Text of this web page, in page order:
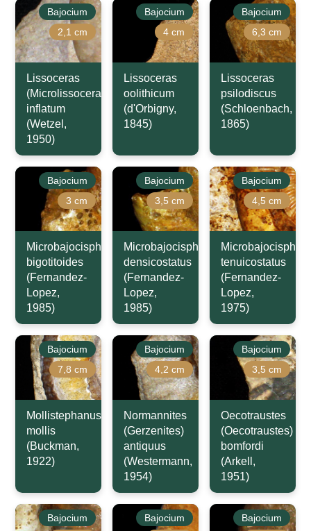
Bajocium
2,1 cm
Lissoceras
(Microlissoceras)
inflatum
(Wetzel,
1950)
Bajocium
4 cm
Lissoceras
oolithicum
(d'Orbigny,
1845)
Bajocium
6,3 cm
Lissoceras
psilodiscus
(Schloenbach,
1865)
Bajocium
3 cm
Microbajocisphinctes
bigotitoides
(Fernandez-
Lopez,
1985)
Bajocium
3,5 cm
Microbajocisphinctes
densicostatus
(Fernandez-
Lopez,
1985)
Bajocium
4,5 cm
tenuicostatus
(Fernandez-
Lopez,
1975)
Bajocium
7,8 cm
Mollistephanus
mollis
(Buckman,
1922)
Bajocium
4,2 cm
Normannites
(Gerzenites)
antiquus
(Westermann,
1954)
Bajocium
3,5 cm
Oecotraustes
(Oecotraustes)
bomfordi
(Arkell,
1951)
Bajocium
Bajocium
Bajocium